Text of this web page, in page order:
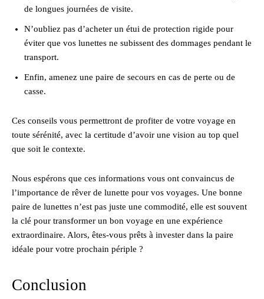
de longues journées de visite.
N’oubliez pas d’acheter un étui de protection rigide pour
éviter que vos lunettes ne subissent des dommages pendant le
transport.
Enfin, amenez une paire de secours en cas de perte ou de
casse.
Ces conseils vous permettront de profiter de votre voyage en
toute sérénité, avec la certitude d’avoir une vision au top quel
que soit le contexte.
Nous espérons que ces informations vous ont convaincus de
l’importance de rêver de lunette pour vos voyages. Une bonne
paire de lunettes n’est pas juste une commodité, elle est souvent
la clé pour transformer un bon voyage en une expérience
extraordinaire. Alors, êtes-vous prêts à invester dans la paire
idéale pour votre prochain périple ?
Conclusion